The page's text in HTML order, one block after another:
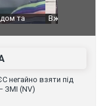
оновлення
Вийшов
фільму
негайно взяти під
ЗМІ (NV)